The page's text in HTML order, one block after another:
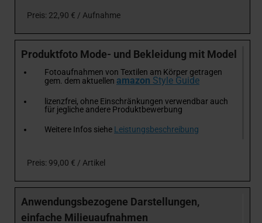
Preis: 22,90 € / Aufnahme
Produktfoto Mode- und Bekleidung mit Model
Fotoaufnahmen von Textilen am Körper getragen
gem. dem aktuellen amazon Style Guide
lizenzfrei, ohne Einschränkungen verwendbar auch
für jegliche andere Produktbewerbung
Weitere Infos siehe Leistungsbeschreibung
Preis: 99,00 € / Artikel
Anwendungsbezogene Darstellungen,
einfache Milieuaufnahmen